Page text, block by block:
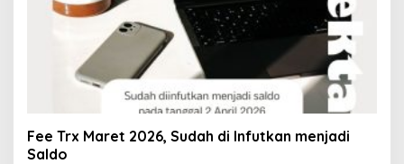
Fee Trx Maret 2026, Sudah di Infutkan menjadi
Saldo